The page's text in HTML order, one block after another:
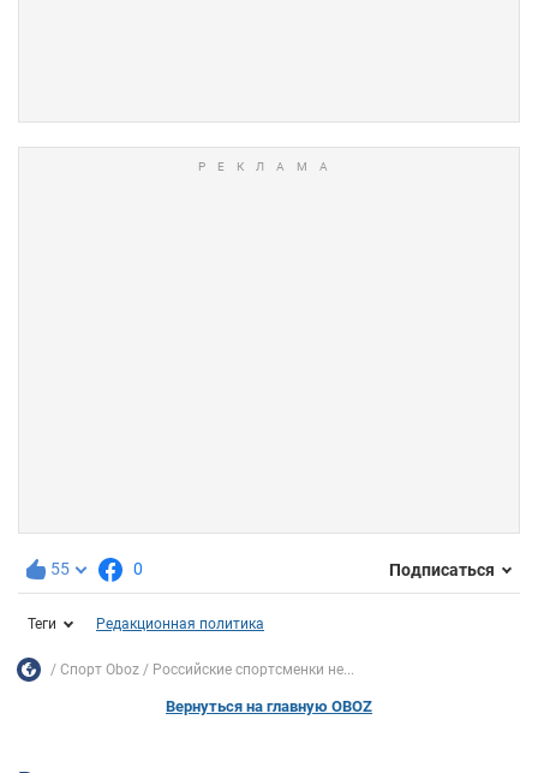
55 0 Подписаться
Теги Редакционная политика
Спорт Oboz Российские спортсменки не...
Вернуться на главную OBOZ